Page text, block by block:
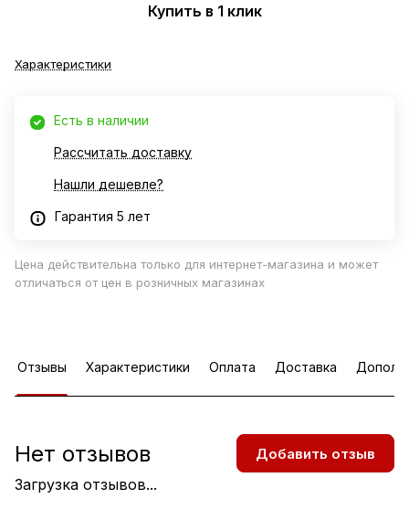
Купить в 1 клик
Характеристики
Есть в наличии
Рассчитать доставку
Нашли дешевле?
Гарантия 5 лет
Цена действительна только для интернет-магазина и может
отличаться от цен в розничных магазинах
Отзывы Характеристики Оплата Доставка
Загрузка отзывов...
Нет отзывов Добавить отзыв